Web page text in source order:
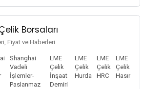
Borsaları
Fiyat ve Haberleri
Shanghai
Vadeli
İşlemler-
Paslanmaz
LME
Çelik
İnşaat
Demiri
LME
Çelik
Hurda
LME
Çelik
HRC
LME
Çelik
Hasır